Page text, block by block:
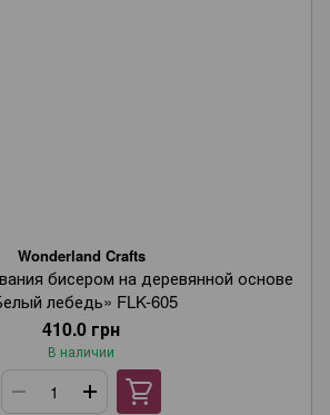
Wonderland Crafts
бисером на деревянной основе
лебедь» FLK-605
410.0 грн
В наличии